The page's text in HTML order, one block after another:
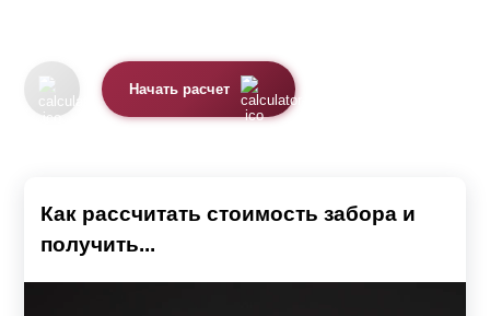
Начать расчет
Как рассчитать стоимость забора и
получить...